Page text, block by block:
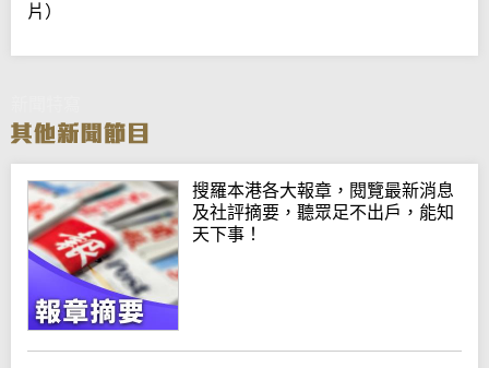
片）
搜羅本港各大報章，閱覽最新消息
及社評摘要，聽眾足不出戶，能知
天下事！